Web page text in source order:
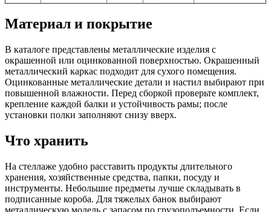
Материал и покрытие
В каталоге представлены металлические изделия с
окрашенной или оцинкованной поверхностью. Окрашенный
металлический каркас подходит для сухого помещения.
Оцинкованные металлические детали и настил выбирают при
повышенной влажности. Перед сборкой проверьте комплект,
крепление каждой балки и устойчивость рамы; после
установки полки заполняют снизу вверх.
Что хранить
На стеллаже удобно расставить продукты длительного
хранения, хозяйственные средства, папки, посуду и
инструменты. Небольшие предметы лучше складывать в
подписанные короба. Для тяжелых банок выбирают
металлическую модель с запасом по грузоподъемности. Если